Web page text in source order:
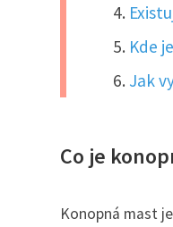
Kde
Jak
Co je
Konopná mast